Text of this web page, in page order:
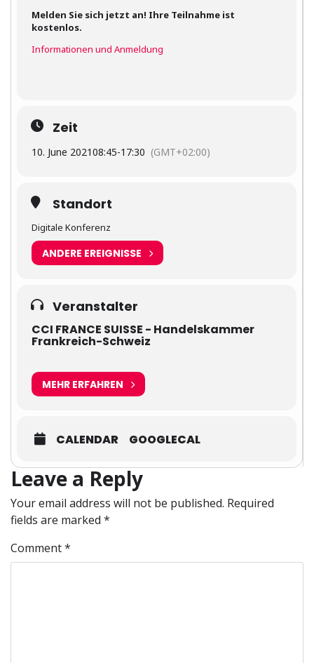
Melden Sie sich jetzt an! Ihre Teilnahme ist
kostenlos.
Informationen und Anmeldung
Zeit
10. June 202108:45-17:30 (GMT+02:00)
Standort
Digitale Konferenz
ANDERE EREIGNISSE
Veranstalter
CCI FRANCE SUISSE - Handelskammer
Frankreich-Schweiz
MEHR ERFAHREN
CALENDAR GOOGLECAL
Leave a Reply
Your email address will not be published. Required
fields are marked *
Comment*